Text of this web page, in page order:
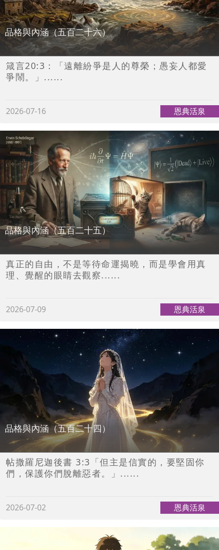
品格與內涵（五百二十六）
箴言20:3：「遠離紛爭是人的尊榮；愚妄人都愛
爭鬧。」......
2026-07-16 恩典活泉
品格與內涵（五百二十五）
真正的自由，不是等待命運揭曉，而是學會用真
理、覺醒的眼睛去觀察......
2026-07-09 恩典活泉
品格與內涵（五百二十四）
帖撒羅尼迦後書 3:3「但主是信實的，要堅固你
們，保護你們脫離惡者。」......
2026-07-02 恩典活泉